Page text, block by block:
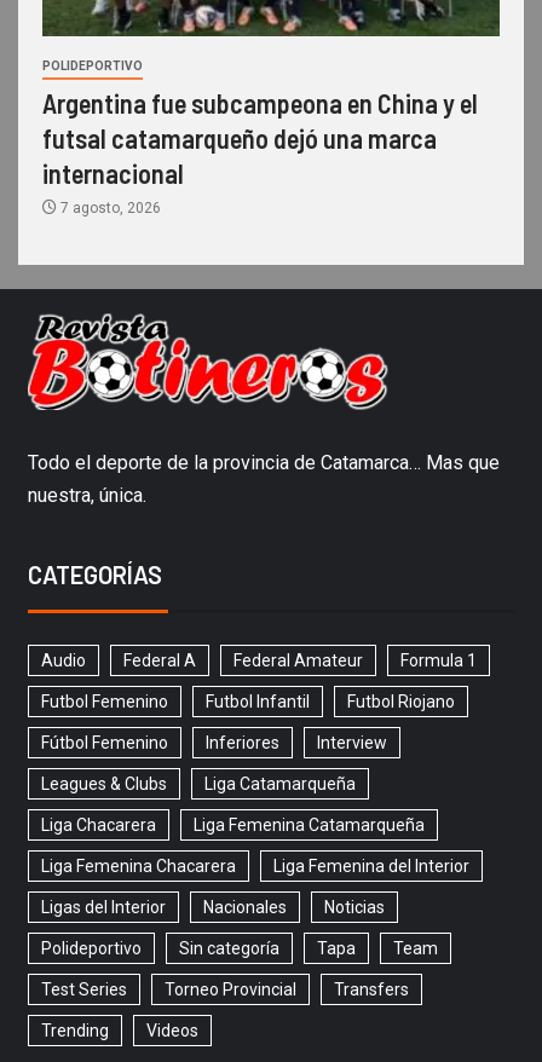
POLIDEPORTIVO
Argentina fue subcampeona en China y el
futsal catamarqueño dejó una marca
internacional
7 agosto, 2026
Todo el deporte de la provincia de Catamarca… Mas que
nuestra, única.
CATEGORÍAS
Audio Federal A Federal Amateur Formula 1
Futbol Femenino Futbol Infantil Futbol Riojano
Fútbol Femenino Inferiores Interview
Leagues & Clubs Liga Catamarqueña
Liga Chacarera Liga Femenina Catamarqueña
Liga Femenina Chacarera Liga Femenina del Interior
Ligas del Interior Nacionales Noticias
Polideportivo Sin categoría Tapa Team
Test Series Torneo Provincial Transfers
Trending Videos